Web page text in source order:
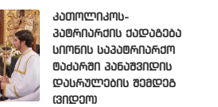
კათოლიკოს-
პატრიარქის ქადაგება
სიონის საპატრიარქო
ტაძარში პანაშვიდის
დასრულების შემდეგ
(ვიდეო)